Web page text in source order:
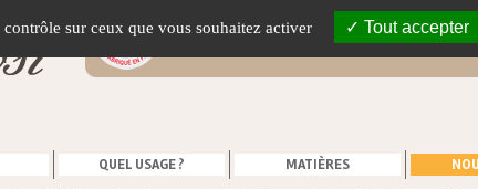
Vente en ligne de couteaux fabriqués
France
QUEL USAGE ? MATIÈRES
sur ceux que vous souhaitez activer
Tout accepter